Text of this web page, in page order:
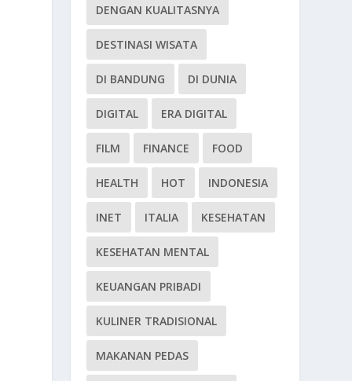
DENGAN KUALITASNYA
DESTINASI WISATA
DI BANDUNG DI DUNIA
DIGITAL ERA DIGITAL
FILM FINANCE FOOD
HEALTH HOT INDONESIA
INET ITALIA KESEHATAN
KESEHATAN MENTAL
KEUANGAN PRIBADI
KULINER TRADISIONAL
MAKANAN PEDAS